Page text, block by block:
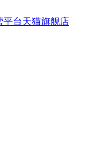
平台天猫旗舰店